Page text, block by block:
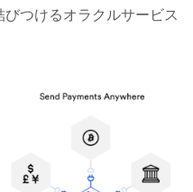
つけるオラクルサービス